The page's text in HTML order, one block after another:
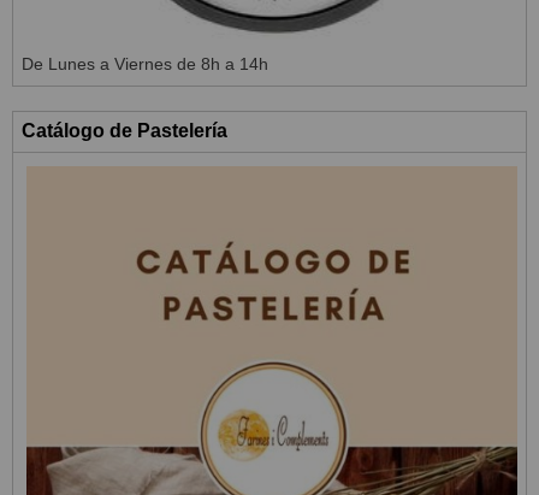
De Lunes a Viernes de 8h a 14h
Catálogo de Pastelería